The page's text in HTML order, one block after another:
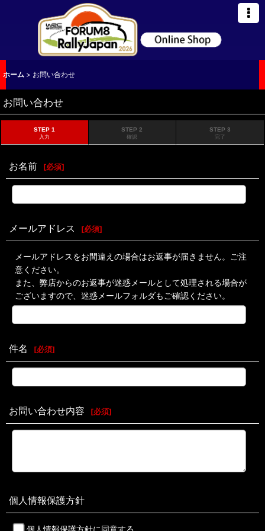
ホーム > お問い合わせ
お問い合わせ
STEP 1
入力
STEP 2
確認
STEP 3
完了
お名前 [必須]
メールアドレス [必須]
メールアドレスをお間違えの場合はお返事が届きません。ご注
意ください。
また、弊店からのお返事が迷惑メールとして処理される場合が
ございますので、迷惑メールフォルダもご確認ください。
件名 [必須]
お問い合わせ内容 [必須]
個人情報保護方針
個人情報保護方針に同意する